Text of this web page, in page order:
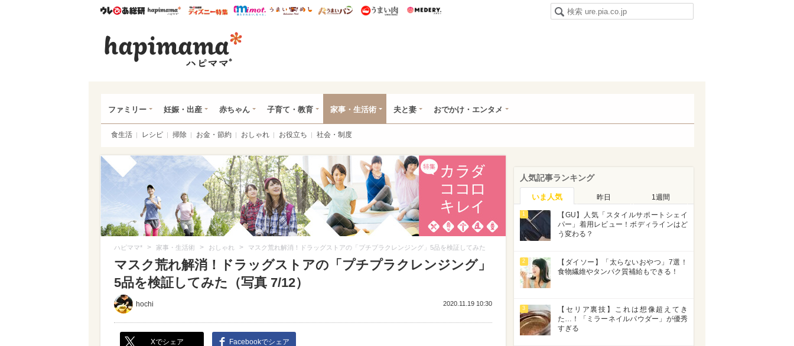
ウレぴあ総研ハピママ* ウレぴあ総研 ディズニー特集
mimot. うまいめし うまいパン うまい肉
ファミリー 妊娠・出産 赤ちゃん 子育て・教育 家事・生活術 夫と妻 おでかけ・エンタメ
食生活 レシピ 掃除 お金・節約 おしゃれ お役立ち 社会・制度
ハピママ* > 家事・生活術 > おしゃれ > マスク荒れ解消！ドラッグストアの「プチプラクレンジング」5品を検証してみた
マスク荒れ解消！ドラッグストアの「プチプラクレンジング」
5品を検証してみた（写真 7/12）
hochi 2020.11.19 10:30
Xでシェア Facebookでシェア
人気記事ランキング
いま人気 昨日 1週間
1
【GU】人気「スタイルサポートシェイ
パー」着用レビュー！ボディラインはど
う変わる？
2
【ダイソー】「太らないおやつ」7選！
食物繊維やタンパク質補給もできる！
3
【セリア裏技】これは想像超えてき
た…！「ミラーネイルパウダー」が優秀
すぎる